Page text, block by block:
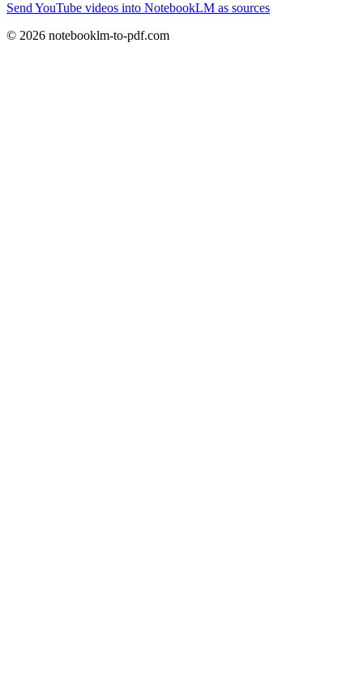
Send YouTube videos into NotebookLM as sources
© 2026 notebooklm-to-pdf.com